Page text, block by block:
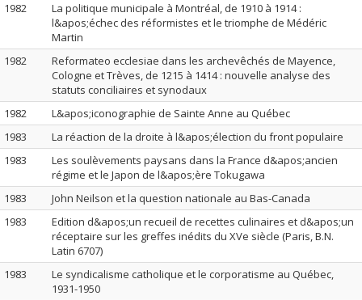
1982
La politique municipale à Montréal, de 1910 à 1914 :
l&apos;échec des réformistes et le triomphe de Médéric
Martin
1982
Reformateo ecclesiae dans les archevêchés de Mayence,
Cologne et Trèves, de 1215 à 1414 : nouvelle analyse des
statuts conciliaires et synodaux
1982
L&apos;iconographie de Sainte Anne au Québec
1983
La réaction de la droite à l&apos;élection du front populaire
1983
Les soulèvements paysans dans la France d&apos;ancien
régime et le Japon de l&apos;ère Tokugawa
1983
John Neilson et la question nationale au Bas-Canada
1983
Edition d&apos;un recueil de recettes culinaires et d&apos;un
réceptaire sur les greffes inédits du XVe siècle (Paris, B.N.
Latin 6707)
1983
Le syndicalisme catholique et le corporatisme au Québec,
1931-1950